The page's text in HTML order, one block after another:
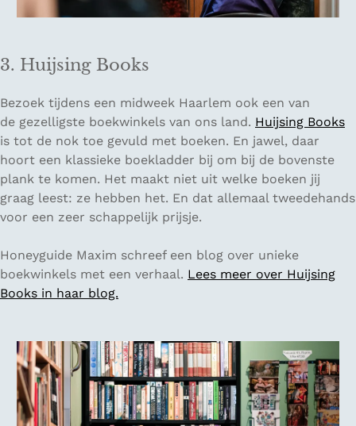
3. Huijsing Books
Bezoek tijdens een midweek Haarlem ook een van
de gezelligste boekwinkels van ons land. Huijsing Books
is tot de nok toe gevuld met boeken. En jawel, daar
hoort een klassieke boekladder bij om bij de bovenste
plank te komen. Het maakt niet uit welke boeken jij
graag leest: ze hebben het. En dat allemaal tweedehands
voor een zeer schappelijk prijsje.
Honeyguide Maxim schreef een blog over unieke
boekwinkels met een verhaal. Lees meer over Huijsing
Books in haar blog.